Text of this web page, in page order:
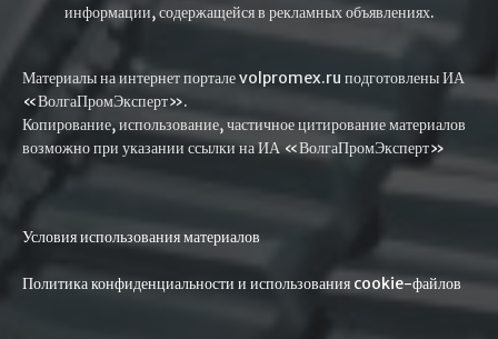
информации, содержащейся в рекламных объявлениях.
Материалы на интернет портале volpromex.ru подготовлены ИА
«ВолгаПромЭксперт».
Копирование, использование, частичное цитирование материалов
возможно при указании ссылки на ИА «ВолгаПромЭксперт»
Условия использования материалов
Политика конфиденциальности и использования cookie-файлов